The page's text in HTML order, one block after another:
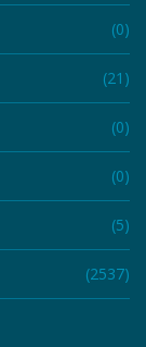
(0)
(21)
(0)
(0)
(5)
(2537)